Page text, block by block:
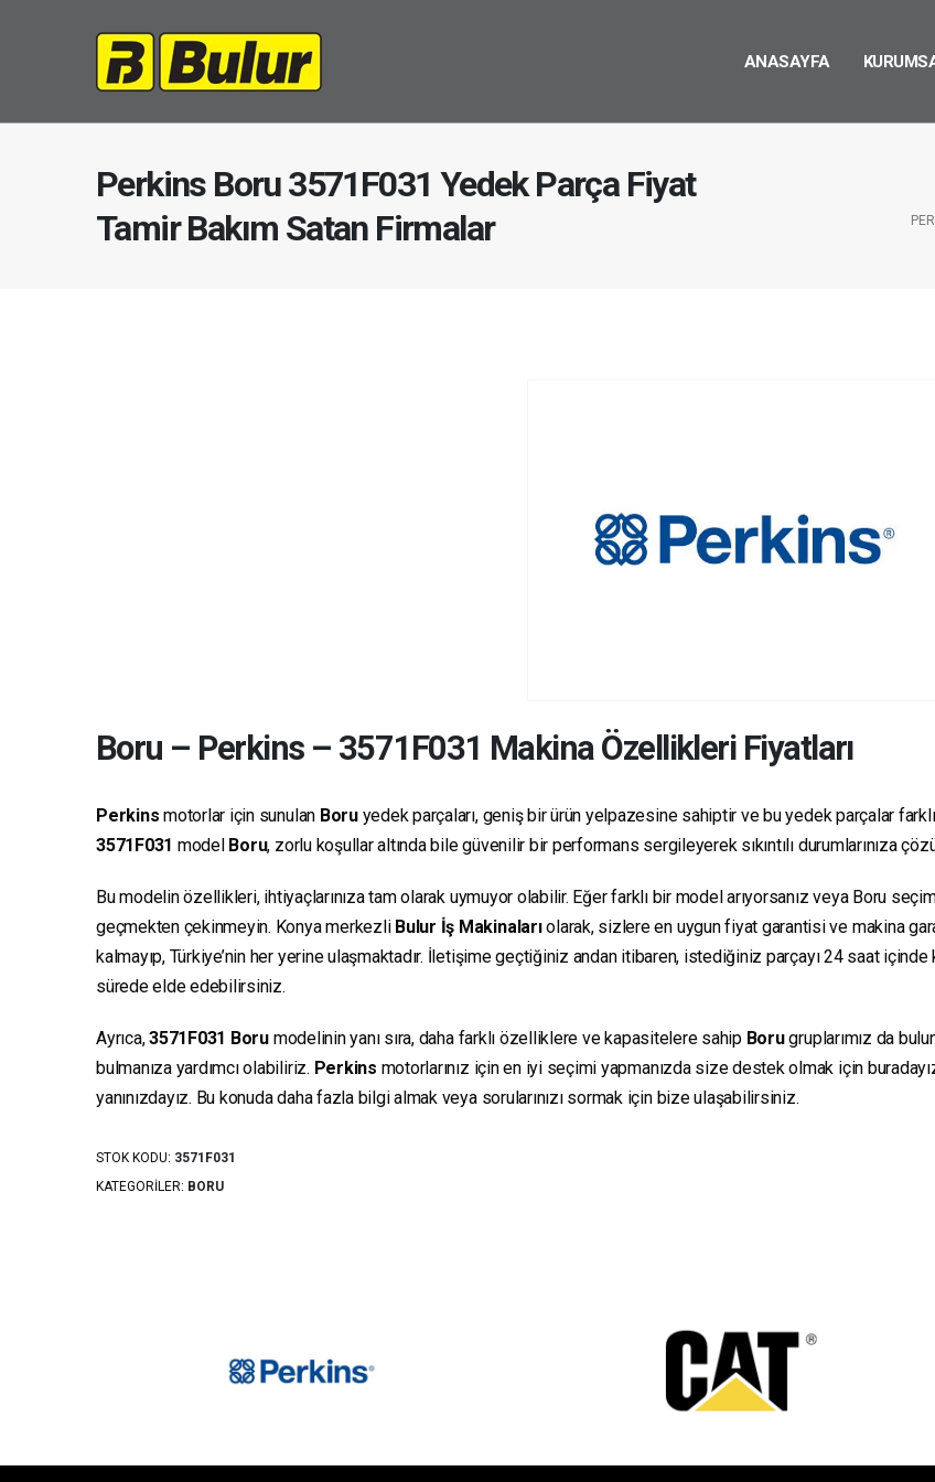
ANASAYFA
Perkins Boru 3571F031 Yedek Parça Fiyat
Tamir Bakım Satan Firmalar
Boru – Perkins– 3571F031 Makina Özellikleri Fiyatları
Perkins motorlar için sunulan Boruyedek parçaları, geniş bir ürün yelpazesine sahiptir ve bu yedek parçalar
3571F031 model Boru, zorlu koşullar altında bile güvenilir bir performans sergileyerek sıkıntılı durumlarınıza
Bu modelin özellikleri, ihtiyaçlarınıza tam olarak uymuyor olabilir. Eğer farklı bir model arıyorsanız veya Boru
geçmekten çekinmeyin. Konya merkezli Bulur İş Makinalarıolarak, sizlere en uygun fiyat garantisi ve makina
kalmayıp, Türkiye’nin her yerine ulaşmaktadır. İletişime geçtiğiniz andan itibaren, istediğiniz parçayı 24 saat
sürede elde edebilirsiniz.
Ayrıca,3571F031 Boru modelinin yanı sıra, daha farklı özelliklere ve kapasitelere sahip Borugruplarımız da
bulmanıza yardımcı olabiliriz. Perkins motorlarınız için en iyi seçimi yapmanızda size destek olmak için
yanınızdayız. Bu konuda daha fazla bilgi almak veya sorularınızı sormak için bize ulaşabilirsiniz.
STOK KODU: 3571F031
KATEGORILER: BORU